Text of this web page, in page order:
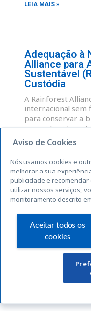
LEIA MAIS »
Adequação à
Alliance para
Sustentável
Custódia
A Rainforest
internacional sem
para conservar a
meios de vida
administradores
normas
sustentabilidade,
para o uso do
LEIA MAIS »
«
Links
Aviso de Cookies
Nós usamos cookies e
melhorar a sua
publicidade e recomendar
utilizar nossos serviços,
monitoramento descrito
Aceitar todos os
cookies